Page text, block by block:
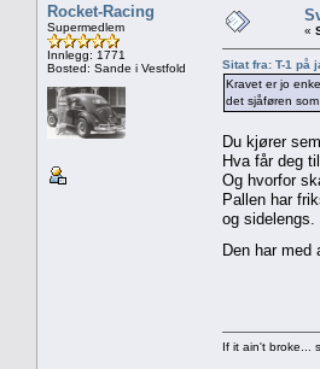
Rocket-Racing
Supermedlem
Innlegg: 1771
Bosted: Sande i Vestfold
«
Sitat fra: T-1 på
Kravet er jo
det sjåføren
Du kjører
Hva får deg
Og hvorfor
Pallen har
og
Den har
If it ain't broke...